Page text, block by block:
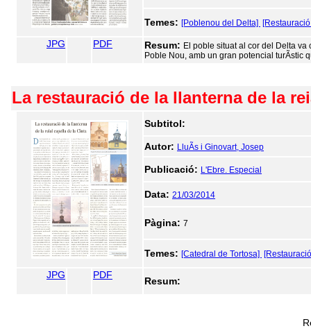
Temes: [Poblenou del Delta]
JPG PDF Resum: El poble situat al cor del Delta
Poble Nou, amb un gran potencial turÃ­stic
La restauració de la llanterna de la
Subtitol:
Autor: LluÃ­s i Ginovart, Josep
Publicació: L'Ebre. Especial
Data: 21/03/2014
Pàgina: 7
Temes: [Catedral de Tortosa]
JPG PDF
Resum: